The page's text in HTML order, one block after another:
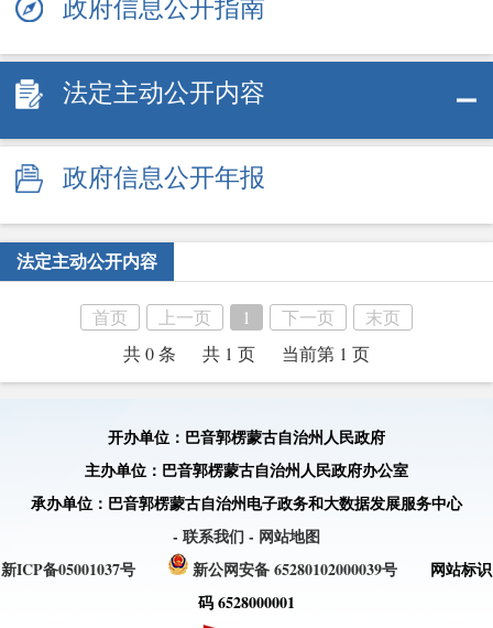
政府信息公开指南
法定主动公开内容
政府信息公开年报
法定主动公开内容
首页 上一页 1 下一页
末页
共 0 条
共 1 页 当前第 1 页
开办单位：巴音郭楞蒙古自治州人民政府
主办单位：巴音郭楞蒙古自治州人民政府办公室
承办单位：巴音郭楞蒙古自治州电子政务和大数据发展服务中心
- 联系我们- 网站地图
新ICP备05001037号
新公网安备 65280102000039号
网站标识
码 6528000001